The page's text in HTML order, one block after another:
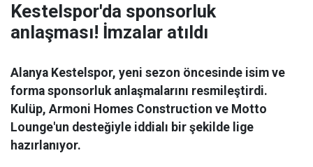
Kestelspor'da sponsorluk
anlaşması! İmzalar atıldı
Alanya Kestelspor, yeni sezon öncesinde isim ve
forma sponsorluk anlaşmalarını resmileştirdi.
Kulüp, Armoni Homes Construction ve Motto
Lounge'un desteğiyle iddialı bir şekilde lige
hazırlanıyor.